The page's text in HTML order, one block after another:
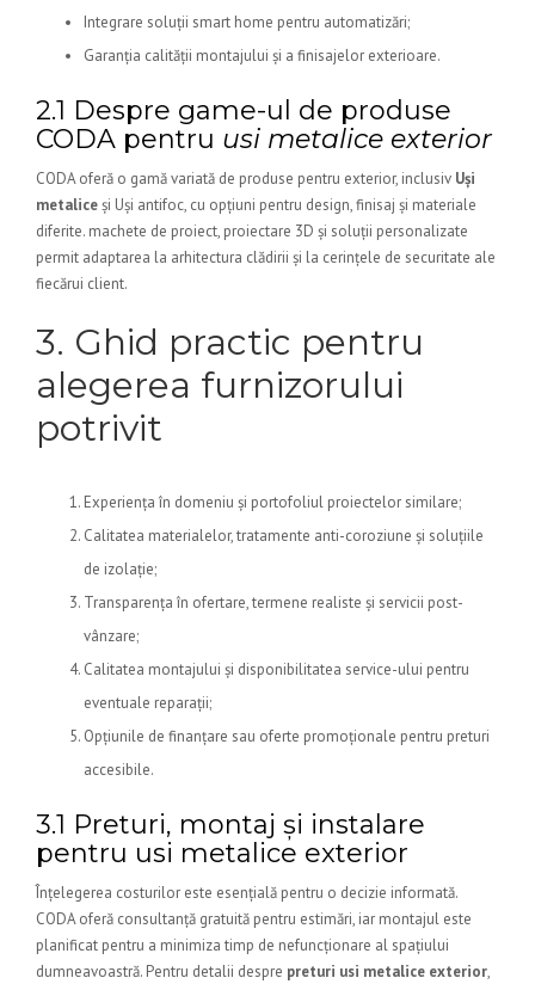
Integrare soluții smart home pentru automatizări;
Garanția calității montajului și a finisajelor exterioare.
2.1 Despre game-ul de produse
CODA pentru usi metalice exterior
CODA oferă o gamă variată de produse pentru exterior, inclusiv Uși
metaliceși Uși antifoc, cu opțiuni pentru design, finisaj și materiale
diferite. machete de proiect, proiectare 3D și soluții personalizate
permit adaptarea la arhitectura clădirii și la cerințele de securitate ale
fiecărui client.
3. Ghid practic pentru
alegerea furnizorului
potrivit
Experiența în domeniu și portofoliul proiectelor similare;
Calitatea materialelor, tratamente anti-coroziune și soluțiile
de izolație;
Transparența în ofertare, termene realiste și servicii post-
vânzare;
Calitatea montajului și disponibilitatea service-ului pentru
eventuale reparații;
Opțiunile de finanțare sau oferte promoționale pentru preturi
accesibile.
3.1 Preturi, montaj și instalare
pentru usi metalice exterior
Înțelegerea costurilor este esențială pentru o decizie informată.
CODA oferă consultanță gratuită pentru estimări, iar montajul este
planificat pentru a minimiza timp de nefuncționare al spațiului
dumneavoastră. Pentru detalii despre preturi usi metalice exterior,